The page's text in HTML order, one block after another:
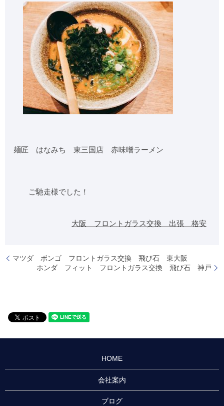
麺匠 はなみち 東三国店 赤味噌ラーメン
ご馳走様でした！
大阪 フロントガラス交換 出張 格安
マツダ ボンゴ フロントガラス交換 飛び石 東大阪
ホンダ フィット フロントガラス交換 飛び石 神戸
HOME
会社案内
ブログ